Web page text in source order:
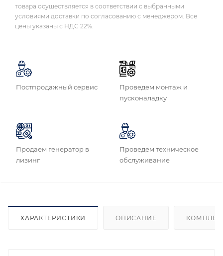
товара осуществляется в соответствии с выбранными
условиями доставки по согласованию с менеджером. Все
цены указаны с НДС 22%.
Постпродажный сервис
Проведем монтаж и
пусконаладку
Продаем генератор в
лизинг
Проведем техническое
обслуживание
ХАРАКТЕРИСТИКИ ОПИСАНИЕ